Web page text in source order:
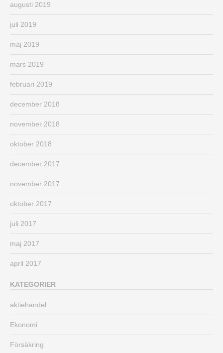
augusti 2019
juli 2019
maj 2019
mars 2019
februari 2019
december 2018
november 2018
oktober 2018
december 2017
november 2017
oktober 2017
juli 2017
maj 2017
april 2017
KATEGORIER
aktiehandel
Ekonomi
Försäkring